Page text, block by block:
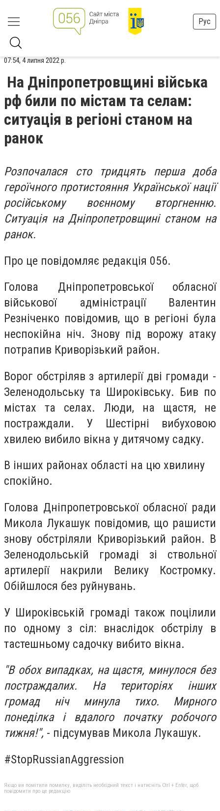
Рус
07:54, 4 липня 2022 р.
На Дніпропетровщині війська
рф били по містам та селам:
ситуація в регіоні станом на
ранок
Розпочалася сто тридцять перша доба
героїчного протистояння Української нації
російському воєнному вторгненню.
Ситуація на Дніпропетровщині станом на
ранок.
Про це повідомляє редакція 056.
Голова Дніпропетровської обласної
військової адміністрації Валентин
Резніченко повідомив, що в регіоні була
неспокійна ніч. Знову під ворожу атаку
потрапив Криворізький район.
Ворог обстріляв з артилерії дві громади -
Зеленодольську та Широківську. Бив по
містах та селах. Люди, на щастя, не
постраждали. У Шестірні вибуховою
хвилею вибило вікна у дитячому садку.
В інших районах області на цю хвилину
спокійно.
Голова Дніпропетровської обласної ради
Микола Лукашук повідомив, що рашисти
знову обстріляли Криворізький район. В
Зеленодольській громаді зі ствольної
артилерії накрили Велику Костромку.
Обійшлося без руйнувань.
У Широківській громаді також поцілили
по одному з сіл: внаслідок обстрілу в
тастешньому садочку вибито вікна.
"В обох випадках, на щастя, минулося без
постраждалих. На територіях інших
громад ніч минула тихо. Мирного
понеділка і вдалого початку робочого
тижня!", - підсумував Микола Лукашук.
#StopRussianAggression
Якщо ви помітили помилку, виділіть необхідний текст і натисніть Ctrl + Enter, щоб
повідомити про це редакцію